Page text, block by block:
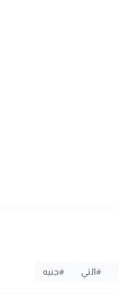
# التي #جنيه